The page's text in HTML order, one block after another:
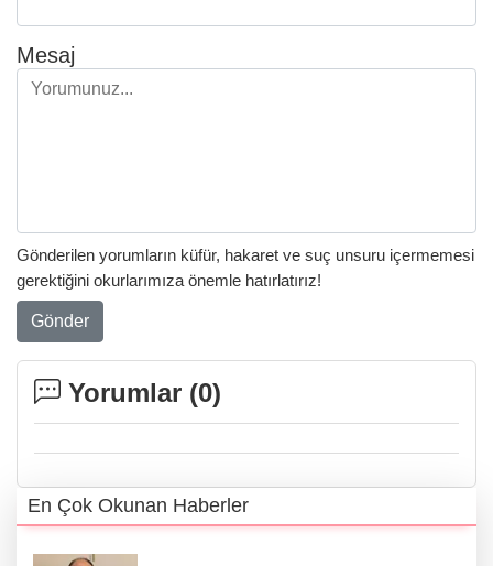
Mesaj
Gönderilen yorumların küfür, hakaret ve suç unsuru içermemesi
gerektiğini okurlarımıza önemle hatırlatırız!
Gönder
Yorumlar (0)
En Çok Okunan Haberler